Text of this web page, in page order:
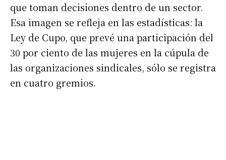
que toman decisiones dentro de un sector.
Esa imagen se refleja en las estadísticas: la
Ley de Cupo, que prevé una participación del
30 por ciento de las mujeres en la cúpula de
las organizaciones sindicales, sólo se registra
en cuatro gremios.